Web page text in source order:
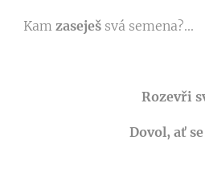
Kam zaseješ svá semena?...
Rozevři
Dovol, ať